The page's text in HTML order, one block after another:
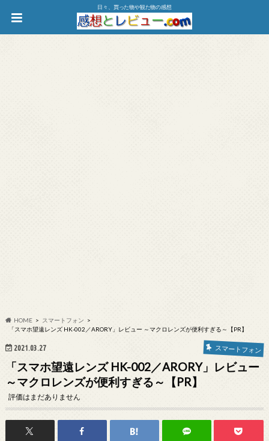
日々、買った物や観た物の感想
HOME
スマートフォン
「スマホ望遠レンズ HK-002／ARORY」レビュー ～マクロレンズが便利すぎる～【PR】
2021.03.27 スマートフォン
「スマホ望遠レンズ HK-002／ARORY」レビュー
～マクロレンズが便利すぎる～【PR】
評価はまだありません